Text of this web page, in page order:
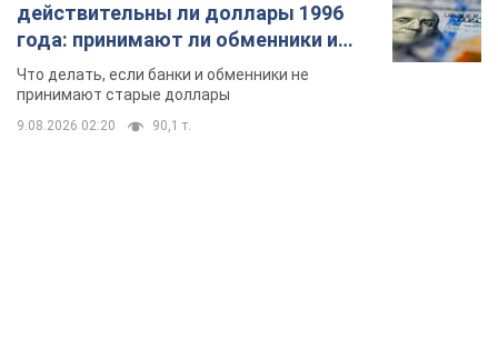
действительны ли доллары 1996
года: принимают ли обменники и
банки такие купюры
Что делать, если банки и обменники не
принимают старые доллары
9.08.2026 02:20 90,1 т.